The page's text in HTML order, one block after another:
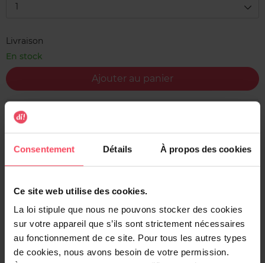
Consentement Détails À propos des cookies
Ce site web utilise des cookies.
La loi stipule que nous ne pouvons stocker des cookies
sur votre appareil que s’ils sont strictement nécessaires
au fonctionnement de ce site. Pour tous les autres types
de cookies, nous avons besoin de votre permission.
1
Livraison
En stock
Ajouter au panier
Livraison gratuite à l'achat de min. 35€
Expédition sous 24h
Description
Une Cologne moderne, fraîche et élégante. La fleur
d’oranger lumineuse et rassurante s'associe aux accents